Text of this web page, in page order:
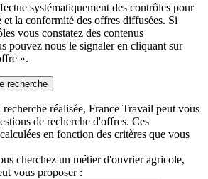
systématiquement des contrôles pour
la conformité des offres diffusées. Si
vous constatez des contenus
pouvez nous le signaler en cliquant sur
».
recherche
réalisée, France Travail peut vous
de recherche d'offres. Ces
en fonction des critères que vous
cherchez un métier d'ouvrier agricole,
vous proposer :